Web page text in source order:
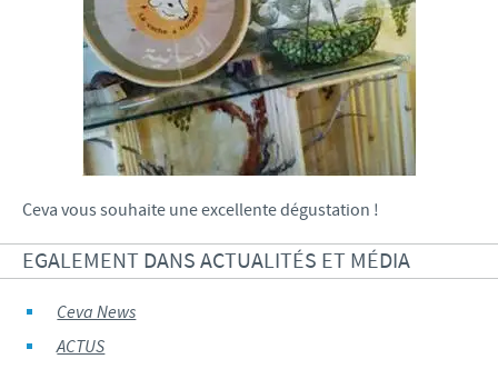
Ceva vous souhaite une excellente dégustation !
EGALEMENT DANS ACTUALITÉS ET MÉDIA
Ceva News
ACTUS